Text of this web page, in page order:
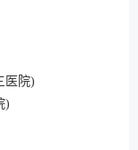
医院)
)